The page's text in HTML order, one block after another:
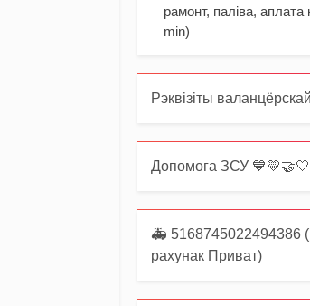
рамонт, паліва,
min)
Рэквізіты
Допомога ЗСУ
🚑 5168745022494386
рахунак Приват)